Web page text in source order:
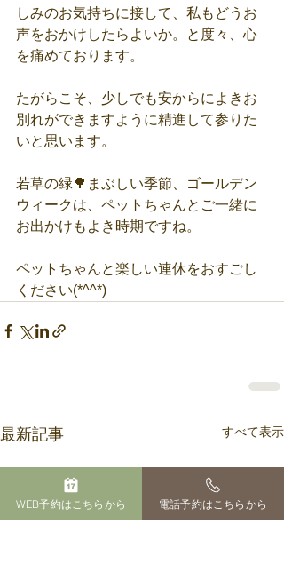
しみのお気持ちに接して、私もどうお
声をおかけしたらよいか。と度々、心
を痛めております。
たがらこそ、少しでも安からによきお
別れができますように精進して参りた
いと思います。
若草の緑🌳まぶしい季節、ゴールデン
ウィークは、ペットちゃんとご一緒に
お出かけもよき時期ですね。
ペットちゃんと楽しい連休をおすごし
ください(*^^*)
最新記事 すべて表示
WEB予約はこちらから 電話予約はこちらから